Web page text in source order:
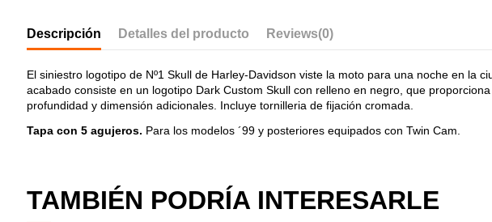
Descripción Detalles del producto Reviews(0)
El siniestro logotipo de Nº1 Skull de Harley-Davidson viste la moto para una noche en la
acabado consiste en un logotipo Dark Custom Skull con relleno en negro, que
profundidad y dimensión adicionales. Incluye tornilleria de fijación cromada.
Tapa con 5 agujeros. Para los modelos ´99 y posteriores equipados con Twin Cam.
TAMBIÉN PODRÍA INTERESARLE